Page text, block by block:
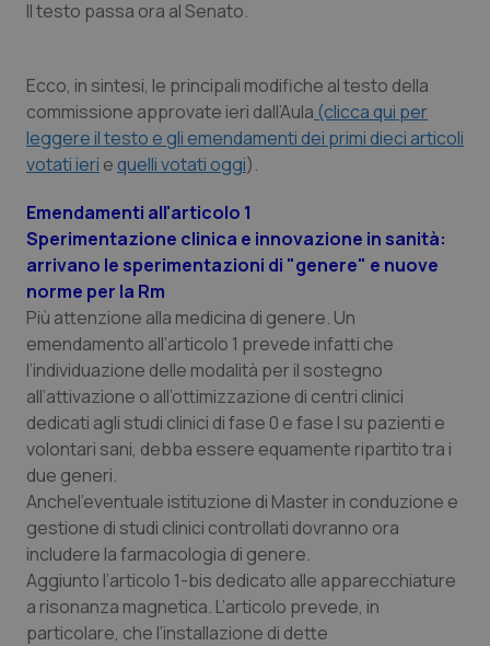
Piemonte
Provincia Autonoma di Bolzano
Provincia Autonoma di Trento
Puglia
Sardegna
Sicilia
Toscana
Umbria
Valle D’Aosta
Veneto
HIV
Infezioni & Febbre
Ipertensione & Scompenso
Malattie rare
Malattia di Crohn & Rettocolite Ulcerosa
Neuroscienze & patologie neurodegenerative
Obesità
Oftalmologia
Oncodermatologia
Oncoematologia
Il testo passa ora al Senato.
Ecco, in sintesi, le principali modifiche al testo della
commissione approvate ieri dall’Aula (clicca qui per
leggere il testo e gli emendamenti dei primi dieci articoli
votati ieri e quelli votati oggi).
Emendamenti all'articolo 1
Sperimentazione clinica e innovazione in sanità:
arrivano le sperimentazioni di "genere" e nuove
norme per la Rm
Più attenzione alla medicina di genere. Un
emendamento all’articolo 1 prevede infatti che
l’individuazione delle modalità per il sostegno
all’attivazione o all’ottimizzazione di centri clinici
dedicati agli studi clinici di fase 0 e fase I su pazienti e
volontari sani, debba essere equamente ripartito tra i
due generi.
Anchel’eventuale istituzione di Master in conduzione e
gestione di studi clinici controllati dovranno ora
includere la farmacologia di genere.
Aggiunto l’articolo 1-bis dedicato alle apparecchiature
a risonanza magnetica. L’articolo prevede, in
particolare, che l’installazione di dette